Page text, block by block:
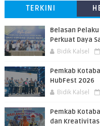
TERKINI
Belasan
Perkuat Daya
Bidik Kalsel
Pemkab
HubFest 2026
Bidik Kalsel
Pemkab
dan Kreativitas